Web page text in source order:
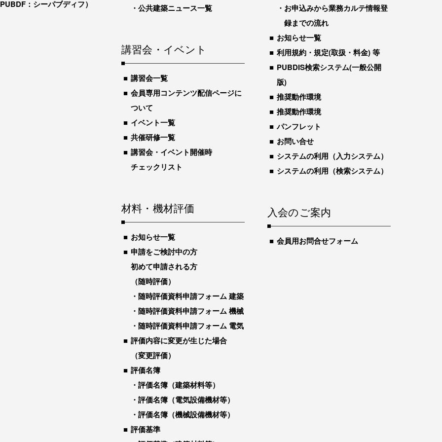
：シーパブディフ） 公共建築ニュース一覧
講習会・イベント
講習会一覧
会員専用コンテンツ配信ページに
ついて
イベント一覧
共催研修一覧
講習会・イベント開催時
チェックリスト
材料・機材評価
お知らせ一覧
申請をご検討中の方
初めて申請される方
（随時評価）
随時評価資料申請フォーム 建築
随時評価資料申請フォーム 機械
随時評価資料申請フォーム 電気
評価内容に変更が生じた場合
（変更評価）
評価名簿
評価名簿（建築材料等）
評価名簿（電気設備機材等）
評価名簿（機械設備機材等）
評価基準
お申込みから業務カルテ情報登
録までの流れ
お知らせ一覧
利用規約・規定(取扱・料金) 等
PUBDIS検索システム(一般公開
版)
推奨動作環境
推奨動作環境
パンフレット
お問い合せ
システムの利用（入力システム）
システムの利用（検索システム）
入会のご案内
会員用お問合せフォーム